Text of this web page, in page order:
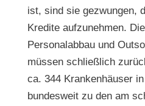
ist, sind sie gezwungen,
Kredite aufzunehmen.
Personalabbau und
müssen schließlich
ca. 344 Krankenhäuser
bundesweit zu den am